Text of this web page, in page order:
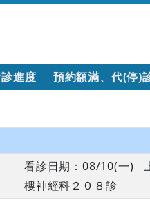
進度 預約額滿、代(停)
看診日期：08/10(一)
樓神經科２０８診